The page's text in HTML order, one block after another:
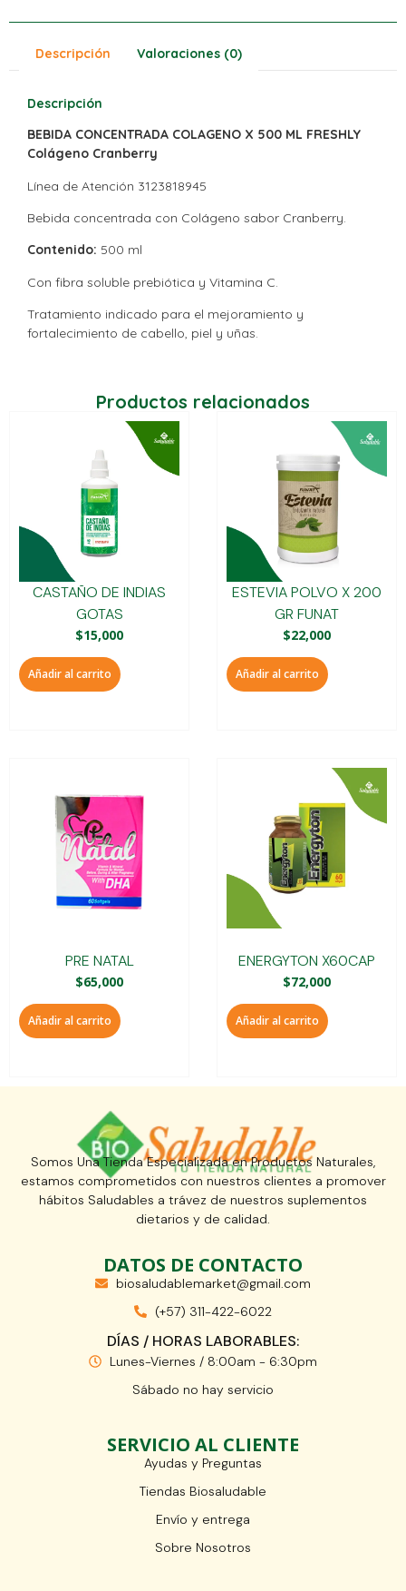
Descripción Valoraciones (0)
Descripción
BEBIDA CONCENTRADA COLAGENO X 500 ML FRESHLY
Colágeno Cranberry
Línea de Atención 3123818945
Bebida concentrada con Colágeno sabor Cranberry.
Contenido: 500 ml
Con fibra soluble prebiótica y Vitamina C.
Tratamiento indicado para el mejoramiento y
fortalecimiento de cabello, piel y uñas.
Productos relacionados
CASTAÑO DE INDIAS
GOTAS
$15,000
Añadir al carrito
ESTEVIA POLVO X 200
GR FUNAT
$22,000
Añadir al carrito
PRE NATAL
$65,000
Añadir al carrito
ENERGYTON X60CAP
$72,000
Añadir al carrito
Somos Una Tienda Especializada en Productos Naturales,
estamos comprometidos con nuestros clientes a promover
hábitos Saludables a trávez de nuestros suplementos
dietarios y de calidad.
DATOS DE CONTACTO
biosaludablemarket@gmail.com
(+57) 311-422-6022
DÍAS / HORAS LABORABLES:
Lunes-Viernes / 8:00am - 6:30pm
Sábado no hay servicio
SERVICIO AL CLIENTE
Ayudas y Preguntas
Tiendas Biosaludable
Envío y entrega
Sobre Nosotros